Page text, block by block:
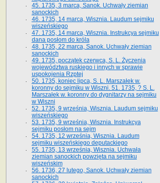
45. 1735, 3 marca, Sanok. Uchwały ziemian
sanockich
46. 1735, 14 marca, Wisznia. Laudum sejmiku
wiszeńskiego
47. 1735, 14 marca, Wisznia. Instrukcya sejmiku
dana posłom do króla
48. 1735, 22 marca, Sanok. Uchwały ziemian
sanockich
49. 1735, początek czerwca, S. L. Życzenia
województwa ruskiego i innych w sprawie
uspokojenia Rzptej
50. 1735, koniec lipca, S. L. Marszałek w.
koronny do sejmiku w Wiszni. 51. 1735, ? S. L.
Marszałek w. koronny do dygnitarzy na sejmiku
w Wiszni
52. 1735, 9 września, Wisznia. Laudum sejmiku
wiszeńskiego
53. 1735, 9 września, Wisznia. Instrukcya
sejmiku posłom na sejm
54. 1735, 12 września, Wisznia. Laudum
sejmiku wiszeńskiego deputackiego
55. 1735, 13 września, Wisznia. Uchwała
ziemian sanockich powzięta na sejmiku
wiszeńskim
56. 1736, 27 lutego, Sanok. Uchwały ziemian
sanockich